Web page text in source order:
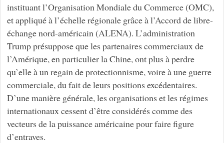
instituant l’Organisation Mondiale du Commerce (OMC),
et appliqué à l’échelle régionale grâce à l’Accord de libre-
échange nord-américain (ALENA). L’administration
Trump présuppose que les partenaires commerciaux de
l’Amérique, en particulier la Chine, ont plus à perdre
qu’elle à un regain de protectionnisme, voire à une guerre
commerciale, du fait de leurs positions excédentaires.
D’une manière générale, les organisations et les régimes
internationaux cessent d’être considérés comme des
vecteurs de la puissance américaine pour faire figure
d’entraves.